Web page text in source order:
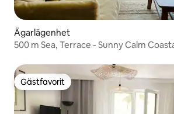
Ägarlägenhet
500 m Sea, Terrace - Sunny Calm
Gästfavorit
Gästfavorit